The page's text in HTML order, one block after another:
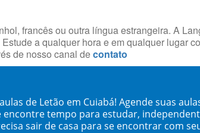
francês ou outra língua estrangeira. A
a qualquer hora e em qualquer lugar
de nosso canal decontato
de Letão em Cuiabá! Agende suas
encontre tempo para estudar,
sair de casa para se encontrar com